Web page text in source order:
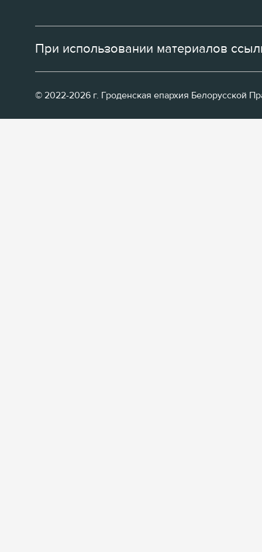
При использовании материалов
© 2022-2026 г. Гроденская епархия Белорусской